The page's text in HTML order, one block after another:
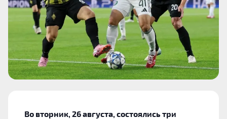
Во вторник, 26 августа, состоялись три